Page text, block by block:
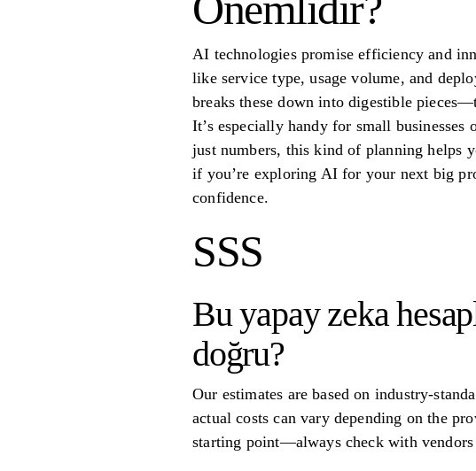
AI technologies promise efficiency and
like service type, usage volume, and
breaks these down into digestible
It’s especially handy for small
just numbers, this kind of planning helps
if you’re exploring AI for your next big
confidence.
SSS
Bu yapay zeka
doğru?
Our estimates are based on industry-
actual costs can vary depending on the
starting point—always check with